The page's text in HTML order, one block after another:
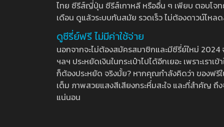
ไทย ซีรีส์ญี่ปุ่น ซีรีส์เกาหลี หรืออื่น ๆ เพียบ ตอบโจท
เดือน ดูแล้วระบบทันสมัย รวดเร็ว ไม่ต้องดาวน์โห
ดูซีรี่ย์ฟรี ไม่มีค่าใช้จ่าย
นอกจากจะไม่ต้องสมัครสมาชิกและมีซีรี่ย์ใหม่
ฯลฯ ประหยัดเงินในกระเป๋าไปได้อีกเยอะ เพราะเร
ก็ต้องประหยัด จริงมั้ย? หากคุณกำลังคิดว่า ของฟ
เต็ม ภาพสวยแสงสีเสียงกระหึ่มสะใจ และที่สำคัญ
แน่นอน